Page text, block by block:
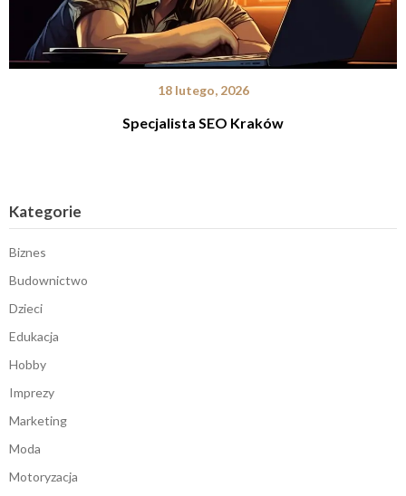
18 lutego, 2026
Specjalista SEO Kraków
Kategorie
Biznes
Budownictwo
Dzieci
Edukacja
Hobby
Imprezy
Marketing
Moda
Motoryzacja